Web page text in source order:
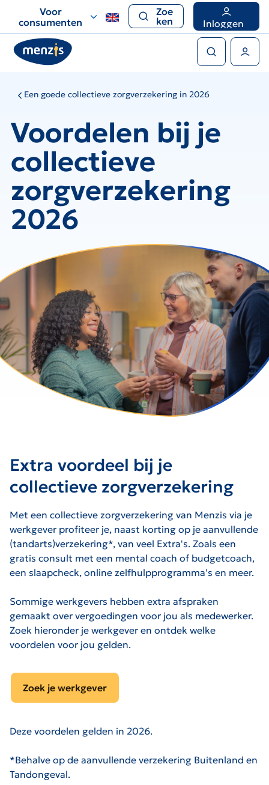
voor
snelle
navigatie
Voor
consumenten
Zoe
ken
Inloggen
Een goede collectieve zorgverzekering in 2026
Voordelen bij je
collectieve
zorgverzekering
2026
Extra voordeel bij je
collectieve zorgverzekering
Met een collectieve zorgverzekering van Menzis via je
werkgever profiteer je, naast korting op je aanvullende
(tandarts)verzekering*, van veel Extra's. Zoals een
gratis consult met een mental coach of budgetcoach,
een slaapcheck, online zelfhulpprogramma's en meer.
Sommige werkgevers hebben extra afspraken
gemaakt over vergoedingen voor jou als medewerker.
Zoek hieronder je werkgever en ontdek welke
voordelen voor jou gelden.
Zoek je werkgever
Deze voordelen gelden in 2026.
*Behalve op de aanvullende verzekering Buitenland en
Tandongeval.